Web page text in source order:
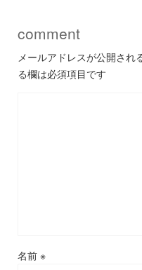
comment
メールアドレスが公開され
る欄は必須項目です
名前 ※